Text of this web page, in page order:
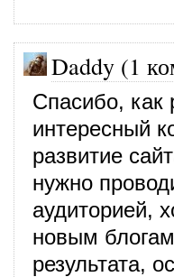
Daddy (1
Спасибо, как
интересный
развитие
нужно
аудиторией,
новым
результата,